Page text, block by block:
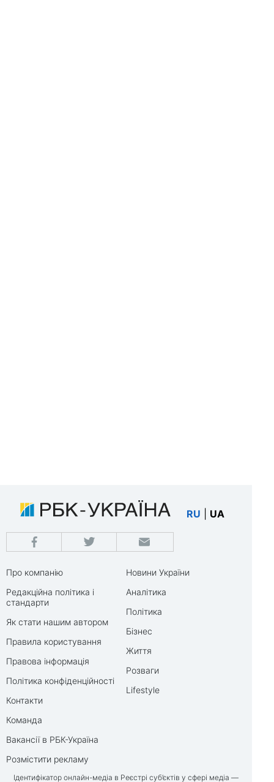
RU UA
Про компанію
Редакційна політика і
стандарти
Як стати нашим автором
Правила користування
Правова інформація
Політика конфіденційності
Контакти
Команда
Вакансії в РБК-Україна
Розмістити рекламу
Новини України
Аналітика
Політика
Бізнес
Життя
Розваги
Lifestyle
Ідентифікатор онлайн-медіа в Реєстрі суб’єктів у сфері медіа —